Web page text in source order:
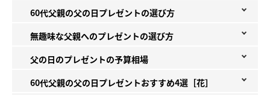
60代父親の父の日プレゼントの選び方
無趣味な父親へのプレゼントの選び方
父の日のプレゼントの予算相場
60代父親の父の日プレゼントおすすめ4選［花］